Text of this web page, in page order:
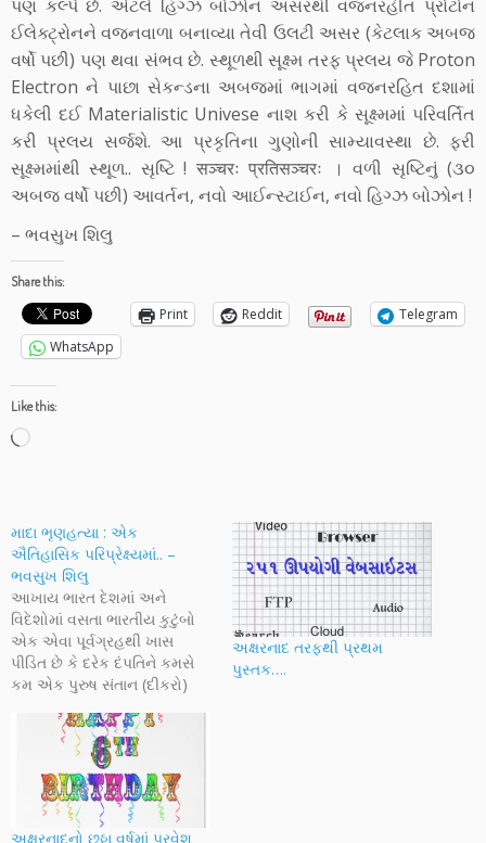
પણ કલ્પે છે. એટલે હિગ્ઝ બોઝોન અસરથી વજનરહીત પ્રોટોન
ઈલેક્ટ્રોનને વજનવાળા બનાવ્યા તેવી ઉલટી અસર (કેટલાક અબજ
વર્ષો પછી) પણ થવા સંભવ છે. સ્થૂળથી સૂક્ષ્મ તરફ પ્રલય જે Proton
Electron ને પાછા સેકન્ડના અબજમાં ભાગમાં વજનરહિત દશામાં
ધકેલી દઈ Materialistic Univese નાશ કરી કે સૂક્ષ્મમાં પરિવર્તિત
કરી પ્રલય સર્જશે. આ પ્રકૃતિના ગુણોની સામ્યાવસ્થા છે. ફરી
સૂક્ષ્મમાંથી સ્થૂળ.. સૃષ્ટિ ! सञ्चरः प्रतिसञ्चरः । વળી સૃષ્ટિનું (૩૦
અબજ વર્ષો પછી) આવર્તન, નવો આઈન્સ્ટાઈન, નવો હિગ્ઝ બોઝોન !
– ભવસુખ શિલુ
Share this:
Print Reddit
Telegram
WhatsApp
Like this:
Loading…
માદા ભૃણહત્યા : એક
ઐતિહાસિક પરિપ્રેક્ષ્યમાં.. –
ભવસુખ શિલુ
આખાય ભારત દેશમાં અને
વિદેશોમાં વસતા ભારતીય કુટુંબો
એક એવા પૂર્વગ્રહથી ખાસ
પીડિત છે કે દરેક દંપતિને કમસે
કમ એક પુરુષ સંતાન (દીકરો)
એક બેબી હોય તે સૌની સામાન્ય
પસંદગી હોય છે. વળી તેમાં
કેટલાક દંપતિઓ એક બાબો તો
હોવો જ જોઈએ તેવી દૃઢ…
અક્ષરનાદ તરફથી પ્રથમ
પુસ્તક….
અક્ષરનાદનો છઠ્ઠા વર્ષમાં પ્રવેશ